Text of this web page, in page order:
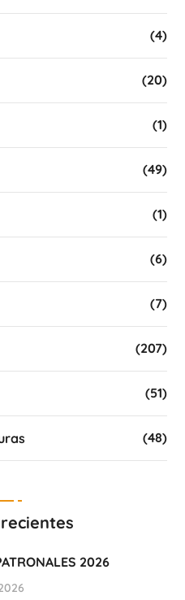
(4)
(20)
(1)
(49)
(1)
(6)
(7)
(207)
(51)
(48)
2026